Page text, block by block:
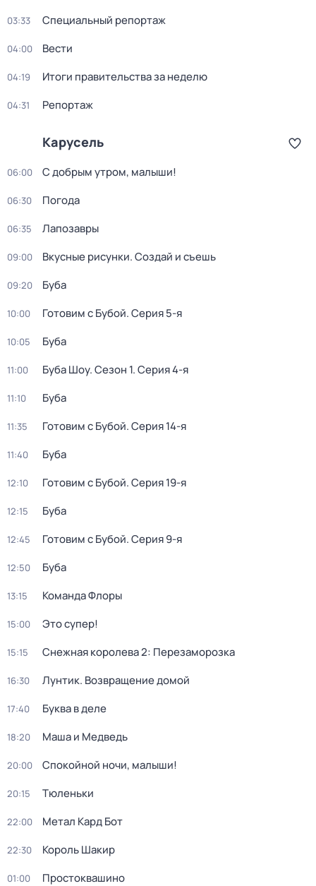
03:33 Специальный репортаж
04:00 Вести
04:19 Итоги правительства за неделю
04:31 Репортаж
Карусель
06:00 С добрым утром, малыши!
06:30 Погода
06:35 Лапозавры
09:00 Вкусные рисунки. Создай и съешь
09:20 Буба
10:00 Готовим с Бубой. Серия 5-я
10:05 Буба
11:00 Буба Шоу. Сезон 1. Серия 4-я
11:10 Буба
11:35 Готовим с Бубой. Серия 14-я
11:40 Буба
12:10 Готовим с Бубой. Серия 19-я
12:15 Буба
12:45 Готовим с Бубой. Серия 9-я
12:50 Буба
13:15 Команда Флоры
15:00 Это супер!
15:15 Снежная королева 2: Перезаморозка
16:30 Лунтик. Возвращение домой
17:40 Буква в деле
18:20 Маша и Медведь
20:00 Спокойной ночи, малыши!
20:15 Тюленьки
22:00 Метал Кард Бот
22:30 Король Шакир
01:00 Простоквашино